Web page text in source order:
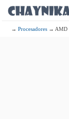
→Procesadores → AMD